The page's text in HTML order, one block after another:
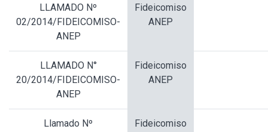
LLAMADO Nº
02/2014/FIDEICOMISO-
ANEP
Fideicomiso
ANEP
LLAMADO N°
20/2014/FIDEICOMISO-
ANEP
Fideicomiso
ANEP
Llamado Nº
Fideicomiso